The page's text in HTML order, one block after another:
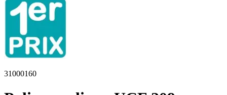
31000160